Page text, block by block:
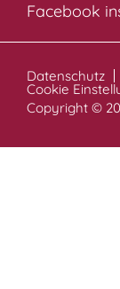
Facebook
Datenschutz
Cookie
Copyright ©